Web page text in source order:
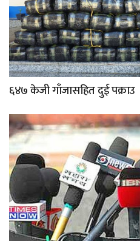
६४७ केजी गाँजासहित दुई पक्राउ